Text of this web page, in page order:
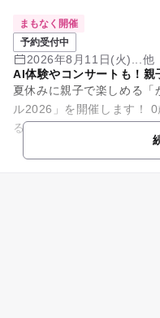
まもなく開催
予約受付中
2026年8月11日(火)...他
AI体験やコンサートも！親
夏休みに親子で楽しめる
ル2026」を開催します！ 0歳のお子さまから小学生まで楽しめ
る、体験型イベントです